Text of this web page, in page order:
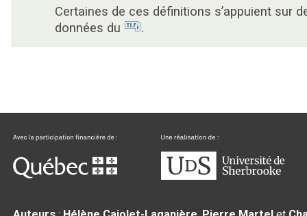
Certaines de ces définitions s’appuient sur
données du
.